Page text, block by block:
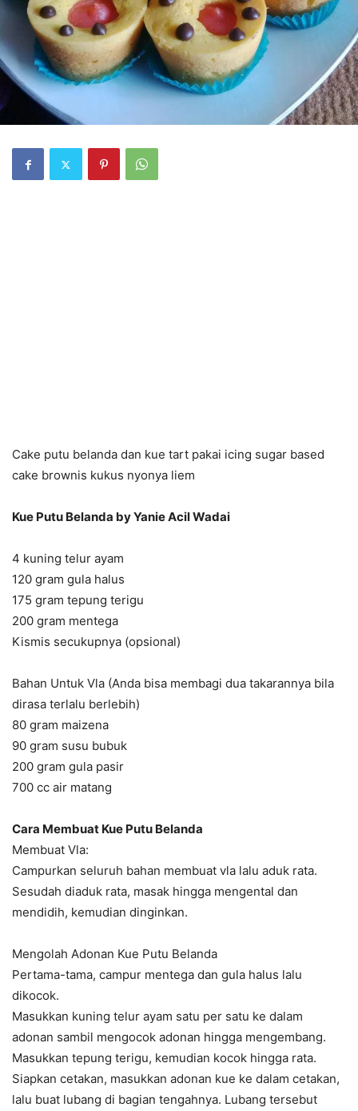
Cake putu belanda dan kue tart pakai icing sugar based
cake brownis kukus nyonya liem
Kue Putu Belanda by Yanie Acil Wadai
4 kuning telur ayam
120 gram gula halus
175 gram tepung terigu
200 gram mentega
Kismis secukupnya (opsional)
Bahan Untuk Vla (Anda bisa membagi dua takarannya bila
dirasa terlalu berlebih)
80 gram maizena
90 gram susu bubuk
200 gram gula pasir
700 cc air matang
Cara Membuat Kue Putu Belanda
Membuat Vla:
Campurkan seluruh bahan membuat vla lalu aduk rata.
Sesudah diaduk rata, masak hingga mengental dan
mendidih, kemudian dinginkan.
Mengolah Adonan Kue Putu Belanda
Pertama-tama, campur mentega dan gula halus lalu
dikocok.
Masukkan kuning telur ayam satu per satu ke dalam
adonan sambil mengocok adonan hingga mengembang.
Masukkan tepung terigu, kemudian kocok hingga rata.
Siapkan cetakan, masukkan adonan kue ke dalam cetakan,
lalu buat lubang di bagian tengahnya. Lubang tersebut